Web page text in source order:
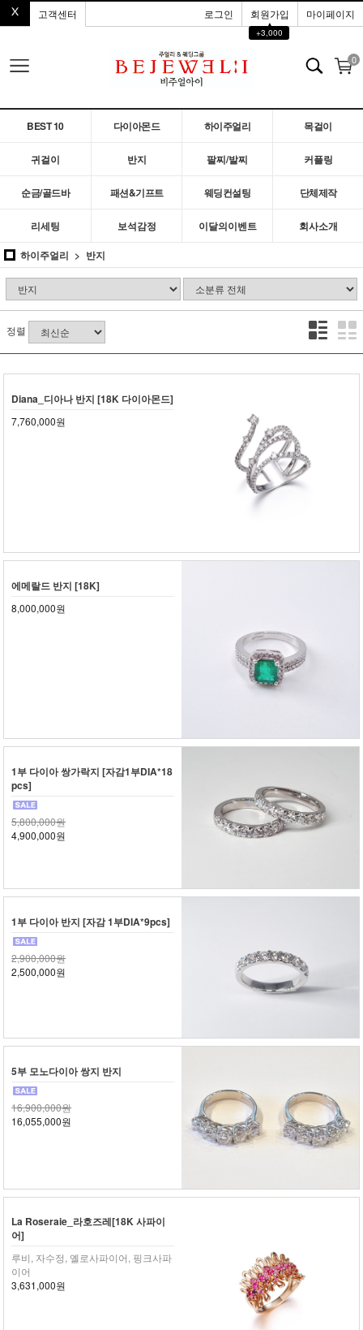
고객센터 로그인
회원가입
▲
+3,000
마이페이지
0
BEST 10 다이아몬드 하이주얼리 목걸이
귀걸이 반지 팔찌/발찌 커플링
순금/골드바 패션&기프트 웨딩컨설팅 단체제작
리세팅 보석감정 이달의이벤트
회사소개
하이주얼리
반지
정렬
Diana_디아나 반지 [18K 다이아몬드]
7,760,000원
에메랄드 반지 [18K]
8,000,000원
1부 다이아 쌍가락지 [자감1부DIA*18
pcs]
5,800,000원
4,900,000원
1부 다이아 반지 [자감 1부DIA*9pcs]
2,900,000원
2,500,000원
5부 모노다이아 쌍지 반지
16,900,000원
16,055,000원
La Roseraie_라호즈레[18K 사파이
어]
루비, 자수정, 옐로사파이어, 핑크사파
이어
3,631,000원